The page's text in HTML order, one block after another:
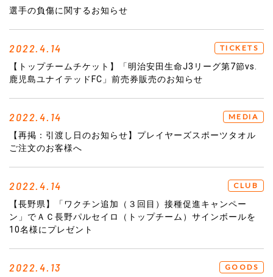
選手の負傷に関するお知らせ
2022.4.14 TICKETS
【トップチームチケット】「明治安田生命J3リーグ第7節vs.
鹿児島ユナイテッドFC」前売券販売のお知らせ
2022.4.14 MEDIA
【再掲：引渡し日のお知らせ】プレイヤーズスポーツタオル
ご注文のお客様へ
2022.4.14 CLUB
【長野県】「ワクチン追加（３回目）接種促進キャンペー
ン」でＡＣ長野パルセイロ（トップチーム）サインボールを
10名様にプレゼント
2022.4.13 GOODS